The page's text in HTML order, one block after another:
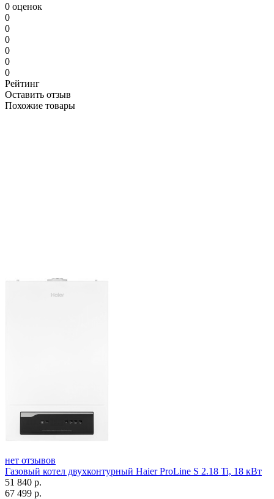
0 оценок
0
0
0
0
0
0
Рейтинг
Оставить отзыв
Похожие товары
нет отзывов
Газовый котел двухконтурный Haier ProLine S 2.18 Ti, 18 кВт
51 840 р.
67 499 р.